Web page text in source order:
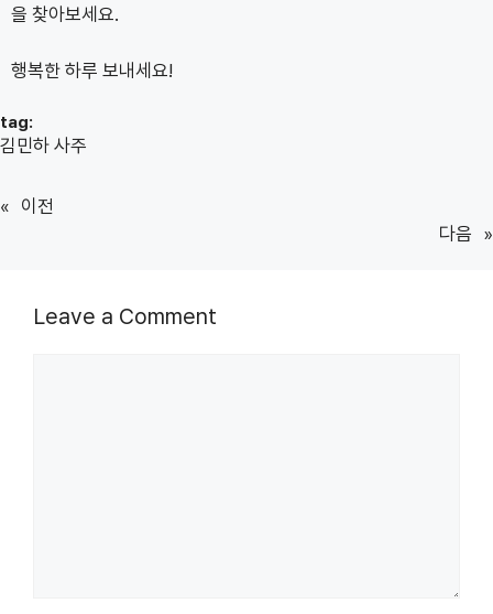
을 찾아보세요.
행복한 하루 보내세요!
tag:
김민하 사주
« 이전
다음 »
Leave a Comment